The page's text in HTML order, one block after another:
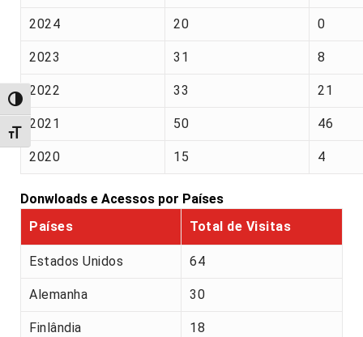
Alternar alto contraste
Alternar tamanho da fonte
2024 20 0
2023 31 8
2022 33 21
2021 50 46
2020 15 4
Donwloads e Acessos por Países
Países
Total de Visitas
Estados Unidos 64
Alemanha 30
Finlândia 18